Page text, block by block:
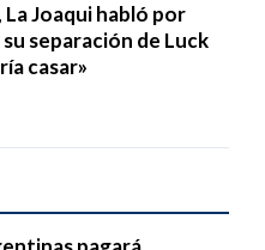
Joaqui habló por
separación de Luck
casar»